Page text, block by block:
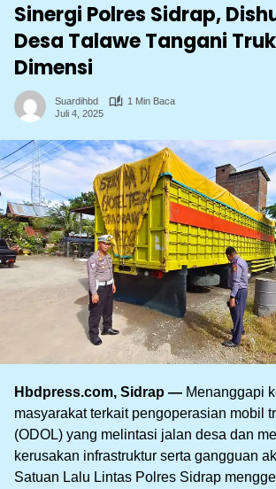
Sinergi Polres Sidrap,
Desa Talawe Tangani
Dimensi
Suardihbd
1 Min Baca
Juli 4, 2025
Hbdpress.com, Sidrap — Menanggapi
masyarakat terkait pengoperasian mobil
(ODOL) yang melintasi jalan desa dan
kerusakan infrastruktur serta gangguan
Satuan Lalu Lintas Polres Sidrap